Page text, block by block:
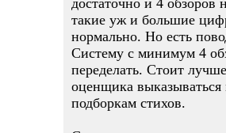
достаточно и 4 обзоров
такие уж и большие
нормально. Но есть
Систему с минимум 4
переделать. Стоит
оценщика
подборкам стихов.